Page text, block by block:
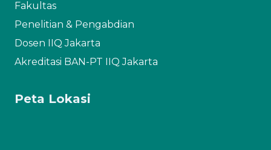
Fakultas
Penelitian & Pengabdian
Dosen IIQ Jakarta
Akreditasi BAN-PT IIQ Jakarta
Peta Lokasi